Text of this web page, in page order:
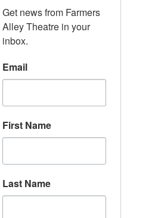
Get news from Farmers
Alley Theatre in your
inbox.
Email
First Name
Last Name